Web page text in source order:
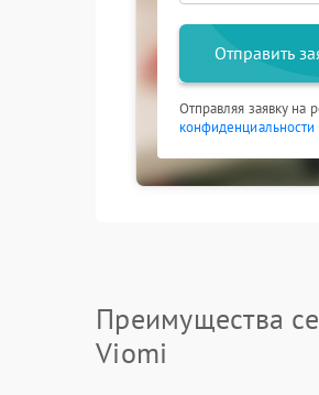
Отправить
Отправляя заявку на
конфиденциальности
Преимущества
Viomi